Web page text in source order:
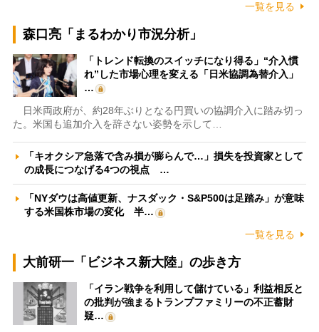
一覧を見る
森口亮「まるわかり市況分析」
「トレンド転換のスイッチになり得る」“介入慣
れ”した市場心理を変える「日米協調為替介入」
…
日米両政府が、約28年ぶりとなる円買いの協調介入に踏み切っ
た。米国も追加介入を辞さない姿勢を示して…
「キオクシア急落で含み損が膨らんで…」損失を投資家として
の成長につなげる4つの視点 …
「NYダウは高値更新、ナスダック・S&P500は足踏み」が意味
する米国株市場の変化 半…
一覧を見る
大前研一「ビジネス新大陸」の歩き方
「イラン戦争を利用して儲けている」利益相反と
の批判が強まるトランプファミリーの不正蓄財
疑…